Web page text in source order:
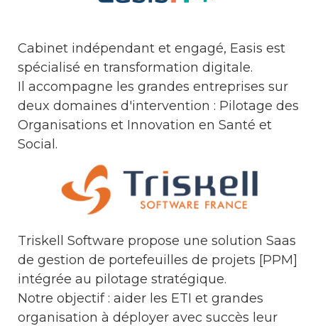
Cabinet indépendant et engagé, Easis est
spécialisé en transformation digitale.
Il accompagne les grandes entreprises sur
deux domaines d'intervention : Pilotage des
Organisations et Innovation en Santé et
Social.
Triskell Software propose une solution Saas
de gestion de portefeuilles de projets [PPM]
intégrée au pilotage stratégique.
Notre objectif : aider les ETI et grandes
organisation à déployer avec succès leur